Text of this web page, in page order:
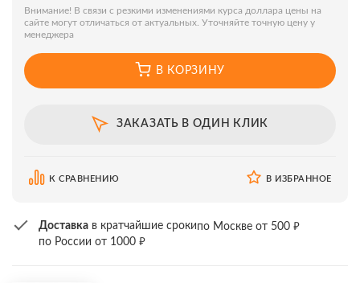
Внимание! В связи с резкими изменениями курса доллара цены на
сайте могут отличаться от актуальных. Уточняйте точную цену у
менеджера
В КОРЗИНУ
ЗАКАЗАТЬ В ОДИН КЛИК
К СРАВНЕНИЮ В ИЗБРАННОЕ
Доставка в кратчайшие срокипо Москве от 500 ₽
по России от 1000 ₽